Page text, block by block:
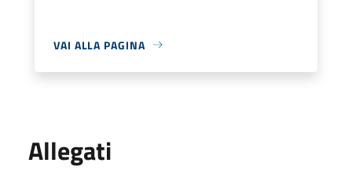
VAI ALLA PAGINA
Allegati